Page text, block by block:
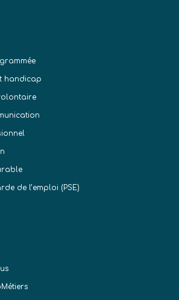
handicap
de l’emploi (PSE)